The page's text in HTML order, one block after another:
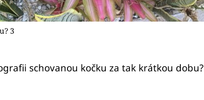
3
schovanou kočku za tak krátkou dobu?